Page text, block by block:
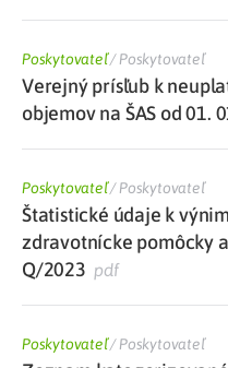
Poskytovateľ/Poskytovateľ
Verejný prísľub k
objemov na ŠAS od 01.
Poskytovateľ/Poskytovateľ
Štatistické údaje k
zdravotnícke pomôcky
Q/2023 pdf
Poskytovateľ/Poskytovateľ